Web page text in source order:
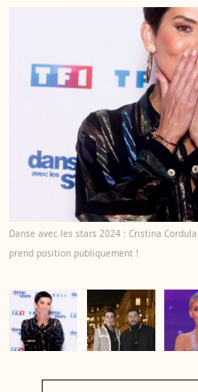
Danse avec les stars 2024 : Cristina
prend position publiquement !